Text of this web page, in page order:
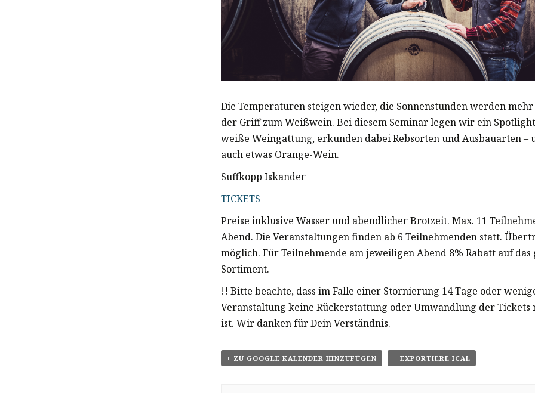
Die Temperaturen steigen wieder, die Sonnenstunden werden mehr
der Griff zum Weißwein. Bei diesem Seminar legen wir ein
weiße Weingattung, erkunden dabei Rebsorten und Ausbauarten –
auch etwas Orange-Wein.
Suffkopp Iskander
TICKETS
Preise inklusive Wasser und abendlicher Brotzeit. Max. 11
Abend. Die Veranstaltungen finden ab 6 Teilnehmenden statt.
möglich. Für Teilnehmende am jeweiligen Abend 8% Rabatt auf das
Sortiment.
!! Bitte beachte, dass im Falle einer Stornierung 14 Tage oder
Veranstaltung keine Rückerstattung oder Umwandlung der Tickets
ist. Wir danken für Dein Verständnis.
+ ZU GOOGLE KALENDER HINZUFÜGEN + EXPORTIERE ICAL